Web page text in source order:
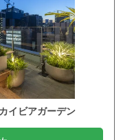
イビアガーデン